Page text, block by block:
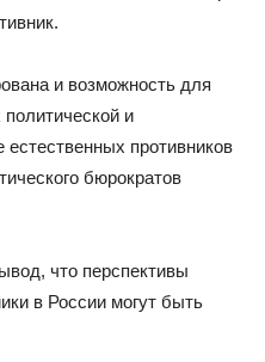
и возможность для
и
естественных противников
бюрократов
что перспективы
в России могут быть